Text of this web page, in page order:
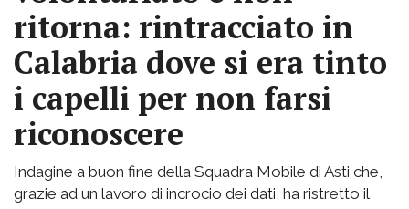
ritorna: rintracciato in
Calabria dove si era tinto
i capelli per non farsi
riconoscere
Indagine a buon fine della Squadra Mobile di Asti che,
grazie ad un lavoro di incrocio dei dati, ha ristretto il